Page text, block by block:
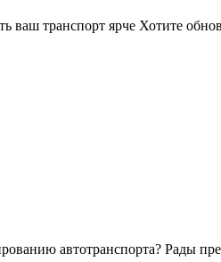
ваш транспорт ярче Хотите
автотранспорта? Рады